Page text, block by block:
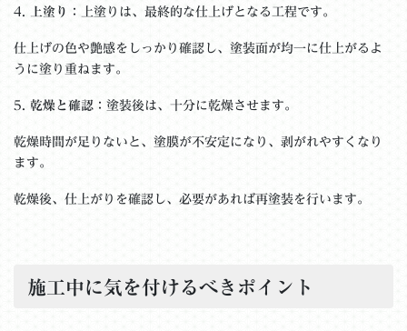
4. 上塗り ：上塗りは、最終的な仕上げとなる工程です。
仕上げの色や艶感をしっかり確認し、塗装面が均一に仕上がるよ
うに塗り重ねます。
5. 乾燥と確認 ：塗装後は、十分に乾燥させます。
乾燥時間が足りないと、塗膜が不安定になり、剥がれやすくなり
ます。
乾燥後、仕上がりを確認し、必要があれば再塗装を行います。
施工中に気を付けるべきポイント